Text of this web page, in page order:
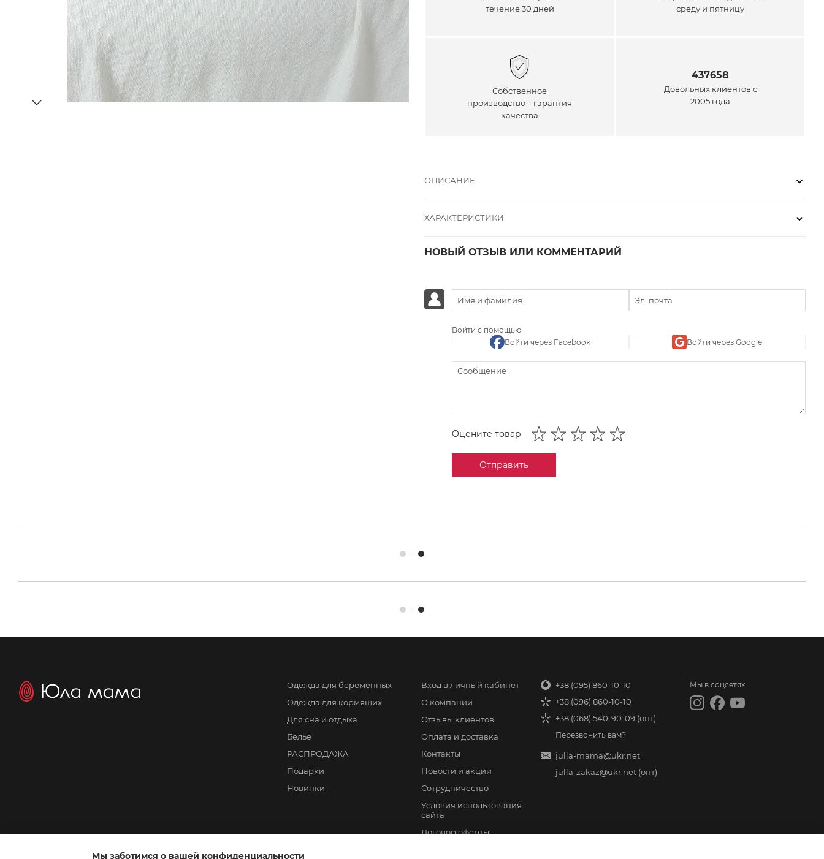
течение 30 дней
среду и пятницу
Собственное
производство – гарантия
качества
437658
Довольных клиентов с
2005 года
ОПИСАНИЕ
ХАРАКТЕРИСТИКИ
НОВЫЙ ОТЗЫВ ИЛИ КОММЕНТАРИЙ
Войти с помощью
Войти через Facebook
Войти через Google
Оцените товар
Отправить
Интернет-магазин создан с Хорошоп
Одежда для беременных
Одежда для кормящих
Для сна и отдыха
Белье
РАСПРОДАЖА
Подарки
Новинки
Вход в личный кабинет
О компании
Отзывы клиентов
Оплата и доставка
Контакты
Новости и акции
Сотрудничество
Условия использования
сайта
Договор оферты
+38 (095) 860-10-10
+38 (096) 860-10-10
+38 (068) 540-90-09 (опт)
Перезвонить вам?
julla-mama@ukr.net
julla-zakaz@ukr.net (опт)
Мы в соцсетях
Мы заботимся о вашей конфиденциальности